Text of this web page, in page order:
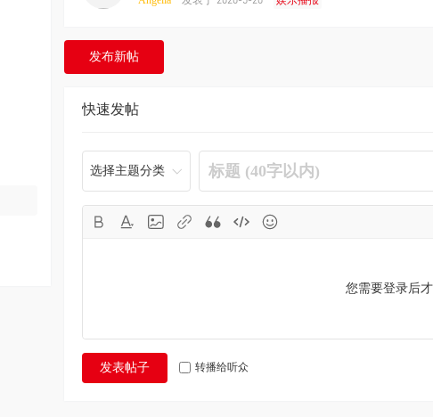
发布新帖
快速发帖
选择主题分类
您需要登录后
发表帖子 转播给听众